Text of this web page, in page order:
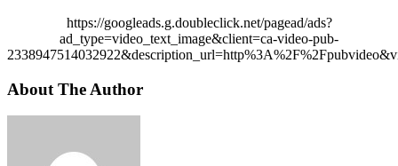
https://googleads.g.doubleclick.net/pagead/ads?
ad_type=video_text_image&client=ca-video-pub-
About The Author